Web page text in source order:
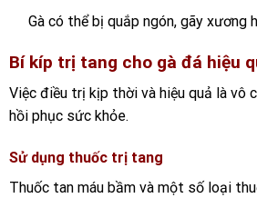
Gà có thể bị quắp ngón, gãy xương
Bí kíp trị tang cho gà đá hiệu
Việc điều trị kịp thời và hiệu quả là vô
hồi phục sức khỏe.
Sử dụng thuốc trị tang
Thuốc tan máu bầm và một số loại